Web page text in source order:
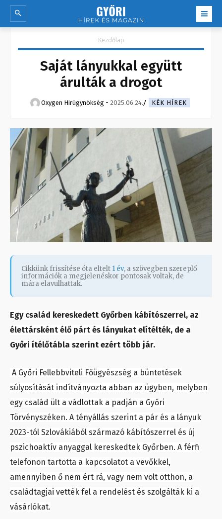
Kezdőlap
Saját lányukkal együtt
árulták a drogot
Oxygen Hirügynökség - 2025.06.24. KÉK HÍREK
Cikkünk frissítése óta eltelt 1 év, a szövegben szereplő
információk a megjelenéskor pontosak voltak, de
mára elavulhattak.
Egy család kereskedett Győrben kábítószerrel, az
élettársként élő párt és lányukat elítélték, de a
Győri ítélőtábla szerint ezért több jár.
A Győri Fellebbviteli Főügyészség a büntetések
súlyosítását indítványozta abban az ügyben, melyben
egy család ült a vádlottak a padján a Győri
Törvényszéken. A tényállás szerint a pár és a lányuk
2023-tól Szlovákiából származó kábítószerrel és új
pszichoaktív anyaggal kereskedtek Győrben. A férfi
telefonon tartotta a kapcsolatot a vevőkkel,
amennyiben ő nem ért rá, vagy nem volt otthon, a
családtagjai vették fel a rendelést és szolgálták ki a
vásárlókat.